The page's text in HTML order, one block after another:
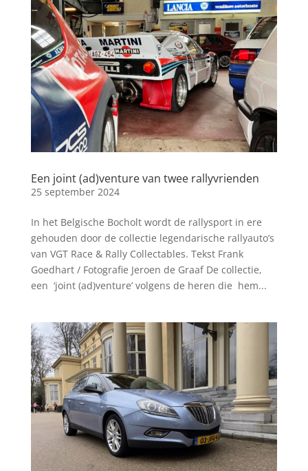
Een joint (ad)venture van twee rallyvrienden
25 september 2024
In het Belgische Bocholt wordt de rallysport in ere
gehouden door de collectie legendarische rallyauto’s
van VGT Race & Rally Collectables. Tekst Frank
Goedhart / Fotografie Jeroen de Graaf De collectie,
een ‘joint (ad)venture’ volgens de heren die hem...